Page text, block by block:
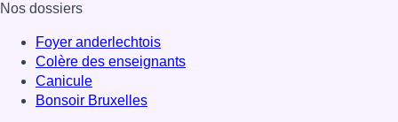
Nos dossiers
Foyer anderlechtois
Colère des enseignants
Canicule
Bonsoir Bruxelles